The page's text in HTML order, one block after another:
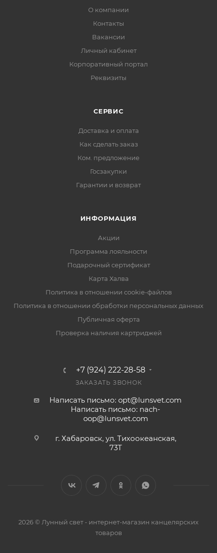
О компании
Контакты
Вакансии
Личный кабинет
Корпоративный портал
Реквизиты
СЕРВИС
Доставка и оплата
Как сделать заказ
Ком. предложение
Госзакупки
Гарантии и возврат
ИНФОРМАЦИЯ
Акции
Программа лояльности
Подарочный сертификат
Карта Халва
Политика в отношении cookie-файлов
Политика в отношении обработки персональных данных
Публичная оферта
Проверка наличия картриджей
+7 (924) 222-28-58
ЗАКАЗАТЬ ЗВОНОК
Написать письмо: opt@lunsvet.com
Написать письмо: nach-
oop@lunsvet.com
г. Хабаровск, ул. Тихоокеанская,
73Т
2026 © Лунный свет - интернет-магазин канцелярских
товаров